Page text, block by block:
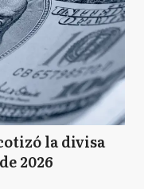
la divisa
2026